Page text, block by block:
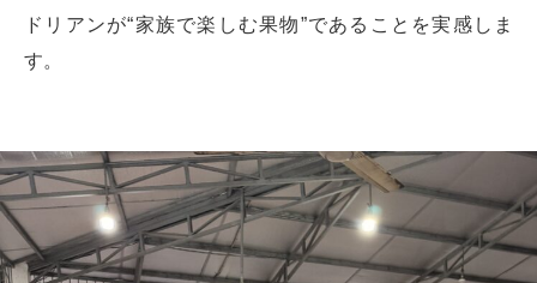
ドリアンが“家族で楽しむ果物”であることを実感しま
す。